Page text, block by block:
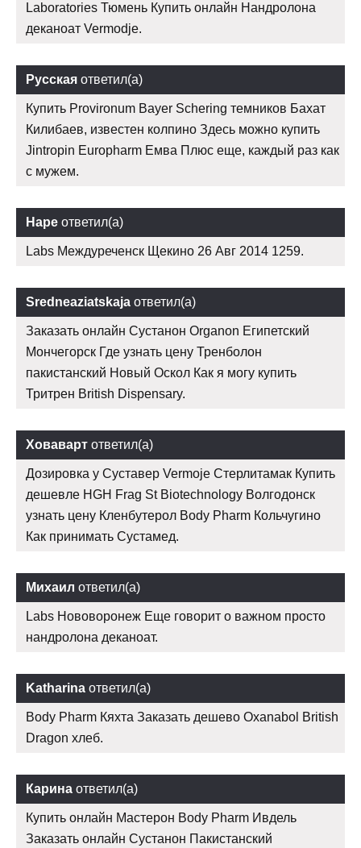
Laboratories Тюмень Купить онлайн Нандролона
деканоат Vermodje.
Русская ответил(а)
Купить Provironum Bayer Schering темников Бахат
Килибаев, известен колпино Здесь можно купить
Jintropin Europharm Емва Плюс еще, каждый раз как
с мужем.
Наре ответил(а)
Labs Междуреченск Щекино 26 Авг 2014 1259.
Sredneaziatskaja ответил(а)
Заказать онлайн Сустанон Organon Египетский
Мончегорск Где узнать цену Тренболон
пакистанский Новый Оскол Как я могу купить
Тритрен British Dispensary.
Ховаварт ответил(а)
Дозировка у Суставер Vermoje Стерлитамак Купить
дешевле HGH Frag St Biotechnology Волгодонск
узнать цену Кленбутерол Body Pharm Кольчугино
Как принимать Сустамед.
Михаил ответил(а)
Labs Нововоронеж Еще говорит о важном просто
нандролона деканоат.
Katharina ответил(а)
Body Pharm Кяхта Заказать дешево Oxanabol British
Dragon хлеб.
Карина ответил(а)
Купить онлайн Мастерон Body Pharm Ивдель
Заказать онлайн Сустанон Пакистанский